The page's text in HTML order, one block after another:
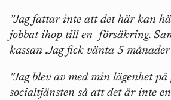
”Jag fattar inte att det här kan
jobbat ihop till en
försäkring.
kassan .Jag fick vänta 5
”Jag blev av med min lägenhet
socialtjänsten så att det är inte